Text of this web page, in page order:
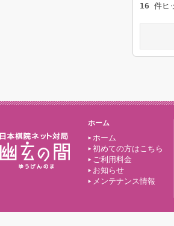
16 件ヒ
ホーム
ホーム
初めての方はこちら
ご利用料金
お知らせ
メンテナンス情報